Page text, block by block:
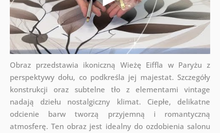
Obraz przedstawia ikoniczną Wieżę Eiffla w Paryżu z
perspektywy dołu, co podkreśla jej majestat. Szczegóły
konstrukcji oraz subtelne tło z elementami vintage
nadają dziełu nostalgiczny klimat. Ciepłe, delikatne
odcienie barw tworzą przyjemną i romantyczną
atmosferę. Ten obraz jest idealny do ozdobienia salonu